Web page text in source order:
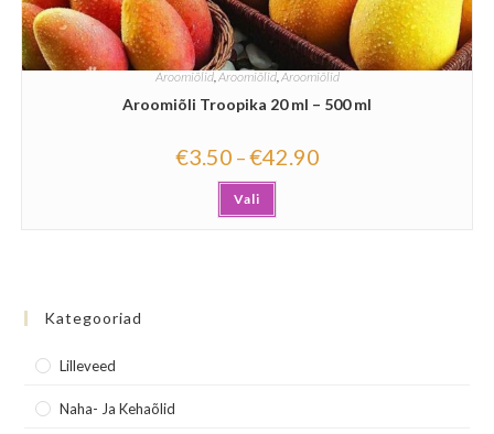
Aroomiõlid,Aroomiõlid,Aroomiõlid
Aroomiõli Troopika 20 ml – 500 ml
€3.50 –€42.90
Vali
Kategooriad
Lilleveed
Naha- Ja Kehaõlid